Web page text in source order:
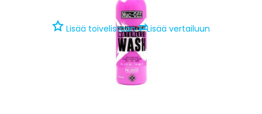
Lisää toivelistaan⇄Lisää vertailuun